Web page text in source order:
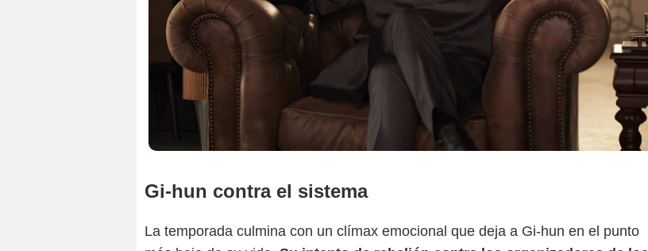
Gi-hun contra el sistema
La temporada culmina con un clímax emocional que deja a Gi-hun en el punto
Netflix